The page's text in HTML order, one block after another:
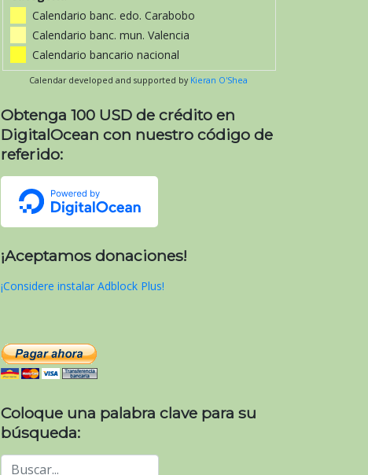
Calendario banc. edo. Carabobo
Calendario banc. mun. Valencia
Calendario bancario nacional
Calendar developed and supported by Kieran O'Shea
Obtenga 100 USD de crédito en
DigitalOcean con nuestro código de
referido:
¡Aceptamos donaciones!
¡Considere instalar Adblock Plus!
Coloque una palabra clave para su
búsqueda: